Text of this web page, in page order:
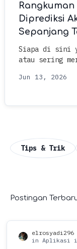
Rangkuman
Diprediksi
Sepanjang
Siapa di sini yang
atau sering
dengan HP laya…
Tips & Trik
Postingan